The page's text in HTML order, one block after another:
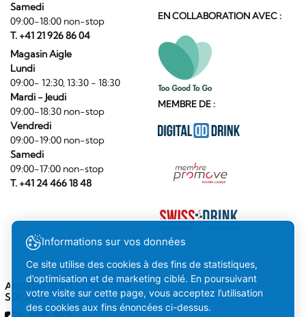
Samedi
09:00-18:00 non-stop
T. +41 21 926 86 04
Magasin Aigle
Lundi
09:00- 12:30, 13:30 - 18:30
Mardi - Jeudi
09:00-18:30 non-stop
Vendredi
09:00-19:00 non-stop
Samedi
09:00-17:00 non-stop
T. +41 24 466 18 48
EN COLLABORATION AVEC :
MEMBRE DE :
AMSTEIN SUR LES RÉSEAUX
SOCIAUX
Informations sur vos données
Ce site utilise des cookies à des fins de statistiques,
d’optimisation et de marketing ciblé. En poursuivant
votre visite sur cette page, vous acceptez l’utilisation
des cookies aux fins énoncées ci-dessus.